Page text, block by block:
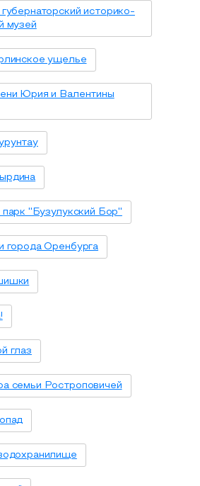
историко-
музей
ущелье
Юрия и Валентины
парк ''Бузулукский Бор''
города Оренбурга
глаз
семьи Ростроповичей